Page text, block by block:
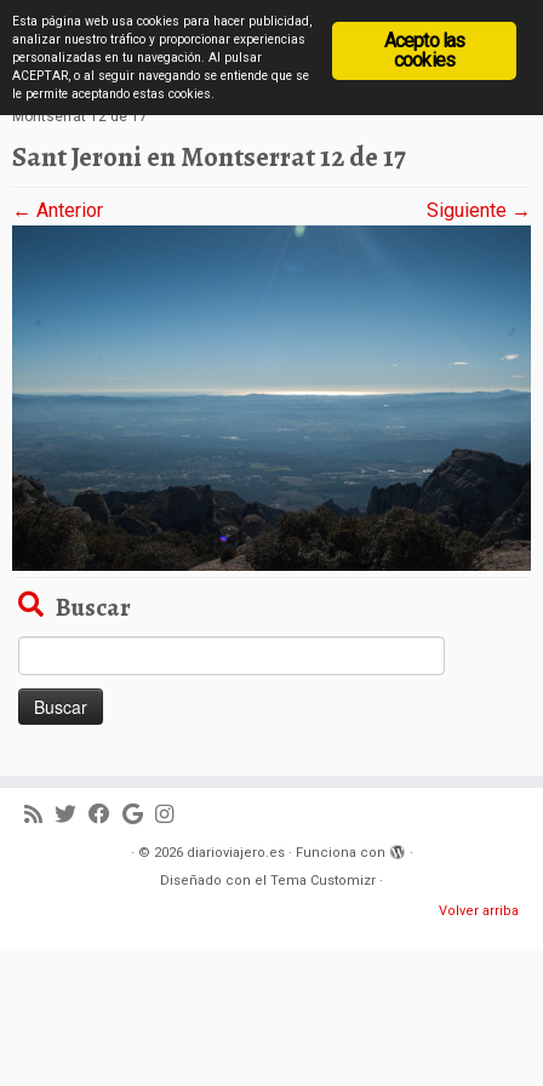
Saltar
al
contenido
diarioviajero.es
Inicio » Fotos desde Sant Jeroni, la cima de Montserrat
Montserrat 12 de 17
Sant Jeroni en Montserrat 12 de 17
← Anterior Siguiente →
Buscar
· © 2026 diarioviajero.es· Funciona con
·
Diseñado con el Tema Customizr ·
Volver arriba
Acepto las
cookies
Esta página web usa cookies para hacer publicidad,
analizar nuestro tráfico y proporcionar experiencias
personalizadas en tu navegación. Al pulsar
ACEPTAR, o al seguir navegando se entiende que se
le permite aceptando estas cookies.